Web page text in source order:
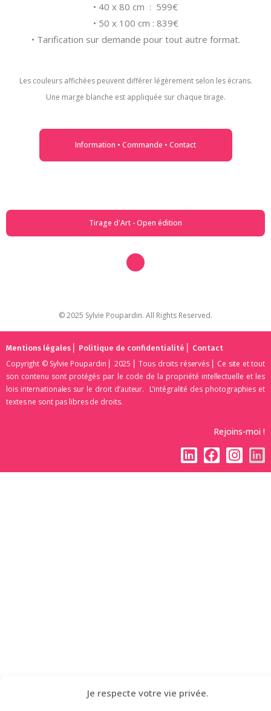
Je respecte votre vie privée.
• 40 x 80 cm : 599€
• 50 x 100 cm : 839€
• Tarification sur demande pour tout autre format.
Les couleurs affichées peuvent différer légèrement selon les écrans.
Une marge blanche est appliquée sur chaque tirage.
Information • Commande • Contact
Tirage d'Art - Open édition
© 2025 Sylvie Poupardin. All Rights Reserved.
Mentions légales Politique de confidentialité Contact
Copyright © Sylvie Poupardin ⎜ 2025 ⎜ Tous droits réservés ⎜ Ce site et tout
son contenu sont protégés par le code de la propriété intellectuelle et les
lois internationales sur le droit d’auteur. L’intégralité des photographies et
textes ne sont pas libres de droits.
Rejoins-moi !